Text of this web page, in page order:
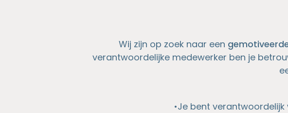
Wij zijn op zoek naar een
verantwoordelijke medewerker ben je
•Je bent